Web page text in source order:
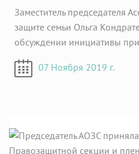
Заместитель председателя
защите семьи Ольга
обсуждении инициативы
07 Ноября 2019 г.